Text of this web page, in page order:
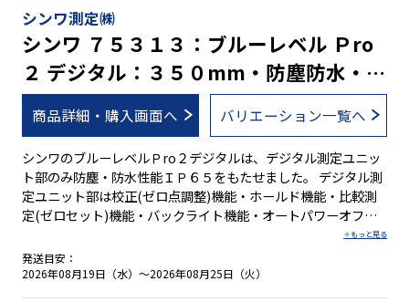
±１.０mm/mと高精度を実現 ●視認性の高い気泡管を採用 ●
ボックス型でケガキやすい形状です。 ●測定面はV字型溝付で
パイプ測定も可能 ※ご自身で精度調整を行なった場合は、保証
の対象外となります。なお、垂直気泡管と４５°気泡管は、調整
できません。
シンワ測定㈱
シンワ ７５３１３：ブルーレベル Ｐro
２ デジタル：３５０mm・防塵防水・蛍
光シート付気泡管
商品詳細・購入画面へ バリエーション一覧へ
シンワのブルーレベルＰro２デジタルは、デジタル測定ユニッ
ト部のみ防塵・防水性能ＩＰ６５をもたせました。 デジタル測
定ユニット部は校正(ゼロ点調整)機能・ホールド機能・比較測
定(ゼロセット)機能・バックライト機能・オートパワーオフ機
能・電池消耗警告機能付です。オートパワーオフ機能は、オン
とオフの切り替えが可能です。 水平気泡管の傷や汚れを防ぐ取
り外し可能な気泡管カバー付で、万が一汚れたときは、カバー
発送目安：
2026年08月19日（水）～2026年08月25日（火）